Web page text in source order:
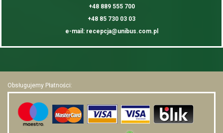
+48 889 555 700
+48 85 730 03 03
e-mail: recepcja@unibus.com.pl
Obsługujemy Płatności: